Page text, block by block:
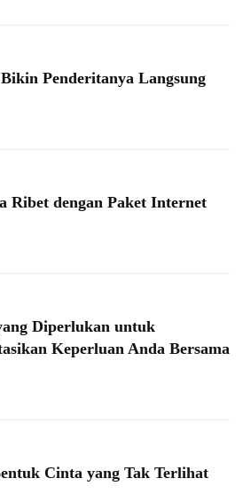
Penderitanya Langsung
Ribet dengan Paket Internet
Diperlukan untuk
Keperluan Anda Bersama
Cinta yang Tak Terlihat